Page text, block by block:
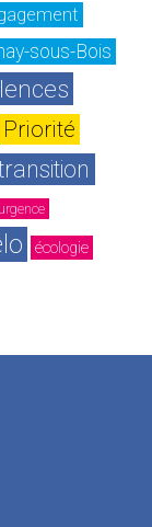
sous-Bois
Priorité
urgence
écologie